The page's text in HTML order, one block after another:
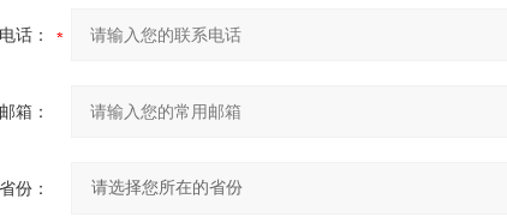
话：
箱：
省份：